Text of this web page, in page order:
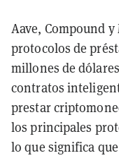
Aave, Compound
protocolos de
millones de
contratos
prestar
los principales
lo que significa